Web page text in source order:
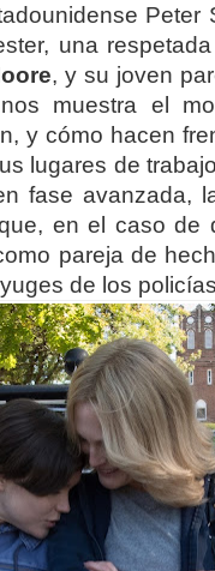
Peter
una
, y su joven
muestra el
y cómo hacen
lugares de
fase avanzada,
en el caso de
pareja de
de los